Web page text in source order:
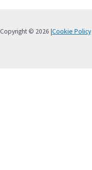
Copyright © 2026 |Cookie Policy